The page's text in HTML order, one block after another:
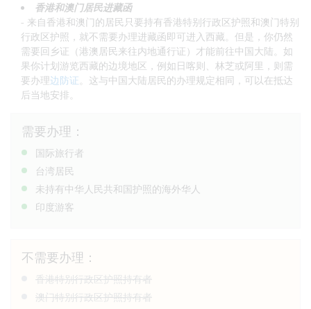
香港和澳门居民进藏函
- 来自香港和澳门的居民只要持有香港特别行政区护照和澳门特别
行政区护照，就不需要办理进藏函即可进入西藏。但是，你仍然
需要回乡证（港澳居民来往内地通行证）才能前往中国大陆。如
果你计划游览西藏的边境地区，例如日喀则、林芝或阿里，则需
要办理边防证 。这与中国大陆居民的办理规定相同，可以在抵达
后当地安排。
需要办理：
国际旅行者
台湾居民
未持有中华人民共和国护照的海外华人
印度游客
不需要办理：
香港特别行政区护照持有者
澳门特别行政区护照持有者